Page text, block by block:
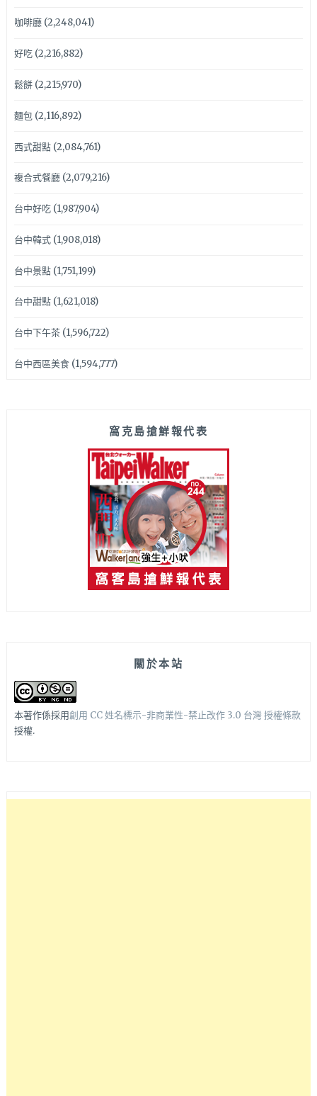
咖啡廳(2,248,041)
好吃(2,216,882)
鬆餅(2,215,970)
麵包(2,116,892)
西式甜點(2,084,761)
複合式餐廳(2,079,216)
台中好吃(1,987,904)
台中韓式(1,908,018)
台中景點(1,751,199)
台中甜點(1,621,018)
台中下午茶(1,596,722)
台中西區美食(1,594,777)
窩克島搶鮮報代表
關於本站
本著作係採用創用 CC 姓名標示-非商業性-禁止改作 3.0 台灣 授權條款
授權.